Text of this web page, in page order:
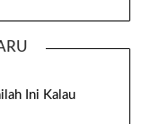
Ini Kalau